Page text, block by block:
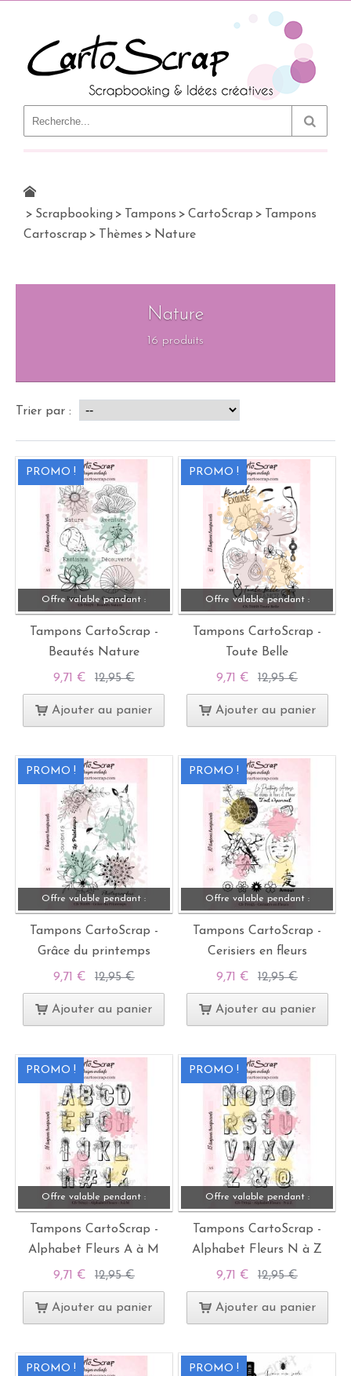
> Scrapbooking > Tampons > CartoScrap >
Tampons
Cartoscrap > Thèmes > Nature
Nature
16 produits
Trier par :
PROMO !
Offre valable pendant :
Tampons CartoScrap -
Beautés Nature
9,71 € 12,95 €
Ajouter au panier
PROMO !
Offre valable pendant :
Tampons CartoScrap -
Toute Belle
9,71 € 12,95 €
Ajouter au panier
PROMO !
Offre valable pendant :
Tampons CartoScrap -
Grâce du printemps
9,71 € 12,95 €
Ajouter au panier
PROMO !
Offre valable pendant :
Tampons CartoScrap -
Cerisiers en fleurs
9,71 € 12,95 €
Ajouter au panier
PROMO !
Offre valable pendant :
Tampons CartoScrap -
Alphabet Fleurs A à M
9,71 € 12,95 €
Ajouter au panier
PROMO !
Offre valable pendant :
Tampons CartoScrap -
Alphabet Fleurs N à Z
9,71 € 12,95 €
Ajouter au panier
PROMO ! PROMO !